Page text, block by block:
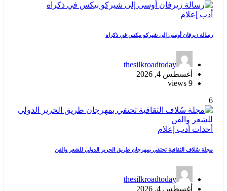
أدب إعلام
رسالة زيرفان أوسى إلى شيركو بيكس في ذكراه
thesilkroadtoday
أغسطس 4, 2026
9 views
6
أحداث أدب إعلام
مجلة سُلاف الثقافية تحتفي بمهرجان طريق الحرير الدولي للشعر والفن
thesilkroadtoday
أغسطس 4, 2026